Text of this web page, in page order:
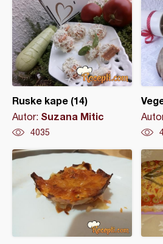
Ruske kape (14)
Autor: Suzana Mitic
4035